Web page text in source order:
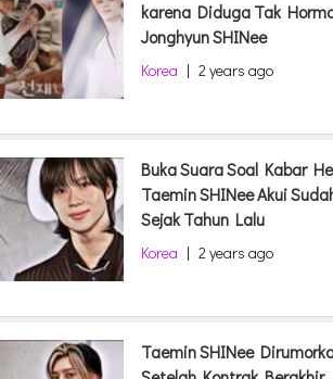
karena Diduga Tak
Jonghyun SHINee
Korea | 2 years ago
Buka Suara Soal Kabar
Taemin SHINee Akui
Sejak Tahun Lalu
Korea | 2 years ago
Taemin SHINee